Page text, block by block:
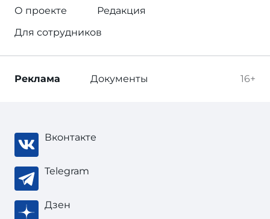
О проекте
Редакция
Для сотрудников
16+
Реклама Документы
Вконтакте
Telegram
Дзен